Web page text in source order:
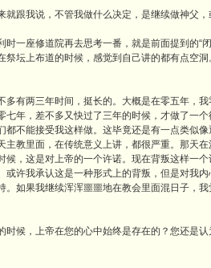
就跟我说，不管我做什么决定，是继续做神父
一座修道院再去思考一番，就是前面提到的“
祭坛上布道的时候，感觉到自己讲的都有点空
多有两三年时间，挺长的。大概是在零五年，
七年，差不多又快过了三年的时候，才做了一
都不能接受我这样做。这毕竟还是有一点类似
主教里面，在传统意义上讲，都很严重。那天在
候，这是对上帝的一个许诺。现在背叛这样一
或许我承认这是一种形式上的背叛，但是对我
。如果我继续浑浑噩噩地在教会里面混日子，
时候，上帝在您的心中始终是存在的？您还是